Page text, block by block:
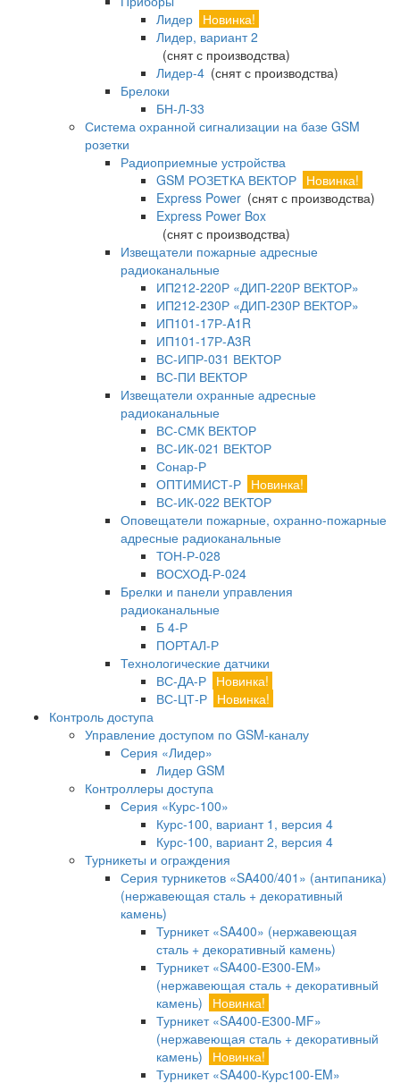
Лидер Новинка!
Лидер, вариант 2
(снят с производства)
Лидер-4 (снят с производства)
Брелоки
БН-Л-33
Система охранной сигнализации на базе GSM
розетки
Радиоприемные устройства
GSM РОЗЕТКА ВЕКТОР Новинка!
Express Power (снят с производства)
Express Power Box
(снят с производства)
Извещатели пожарные адресные
радиоканальные
ИП212-220Р «ДИП-220Р ВЕКТОР»
ИП212-230Р «ДИП-230Р ВЕКТОР»
ИП101-17Р-A1R
ИП101-17Р-A3R
ВС-ИПР-031 ВЕКТОР
ВС-ПИ ВЕКТОР
Извещатели охранные адресные
радиоканальные
ВС-СМК ВЕКТОР
ВС-ИК-021 ВЕКТОР
Сонар-Р
ОПТИМИСТ-Р Новинка!
ВС-ИК-022 ВЕКТОР
Оповещатели пожарные, охранно-пожарные
адресные радиоканальные
ТОН-Р-028
ВОСХОД-Р-024
Брелки и панели управления
радиоканальные
Б 4-Р
ПОРТАЛ-Р
Технологические датчики
ВС-ДА-Р Новинка!
ВС-ЦТ-Р Новинка!
Контроль доступа
Управление доступом по GSM-каналу
Серия «Лидер»
Лидер GSM
Контроллеры доступа
Серия «Курс-100»
Курс-100, вариант 1, версия 4
Курс-100, вариант 2, версия 4
Турникеты и ограждения
Серия турникетов «SA400/401» (антипаника)
(нержавеющая сталь + декоративный
камень)
Турникет «SA400» (нержавеющая
сталь + декоративный камень)
Турникет «SA400-Е300-EM»
(нержавеющая сталь + декоративный
камень)
Новинка!
Турникет «SA400-Е300-MF»
(нержавеющая сталь + декоративный
камень)
Новинка!
Турникет «SA400-Курс100-EM»